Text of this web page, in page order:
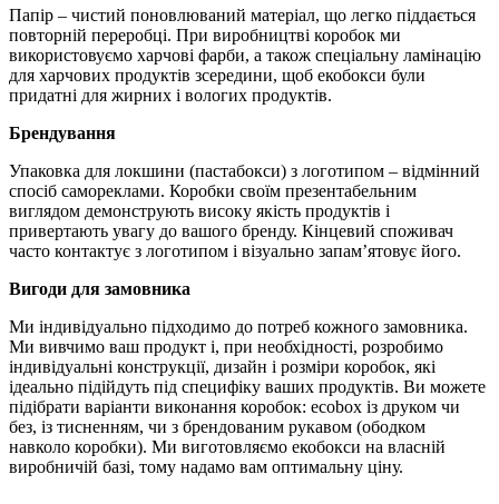
Папір – чистий поновлюваний матеріал, що легко піддається
повторній переробці. При виробництві коробок ми
використовуємо харчові фарби, а також спеціальну ламінацію
для харчових продуктів зсередини, щоб екобокси були
придатні для жирних і вологих продуктів.
Брендування
Упаковка для локшини (пастабокси) з логотипом – відмінний
спосіб самореклами. Коробки своїм презентабельним
виглядом демонструють високу якість продуктів і
привертають увагу до вашого бренду. Кінцевий споживач
часто контактує з логотипом і візуально запам’ятовує його.
Вигоди для замовника
Ми індивідуально підходимо до потреб кожного замовника.
Ми вивчимо ваш продукт і, при необхідності, розробимо
індивідуальні конструкції, дизайн і розміри коробок, які
ідеально підійдуть під специфіку ваших продуктів. Ви можете
підібрати варіанти виконання коробок: ecobox із друком чи
без, із тисненням, чи з брендованим рукавом (ободком
навколо коробки). Ми виготовляємо екобокси на власній
виробничій базі, тому надамо вам оптимальну ціну.